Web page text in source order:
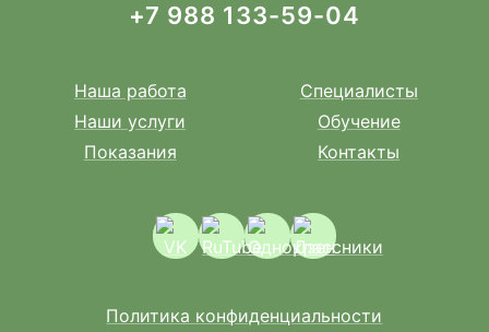
+7 988 133-59-04
Наша работа
Наши услуги
Показания
Специалисты
Обучение
Контакты
Политика конфиденциальности